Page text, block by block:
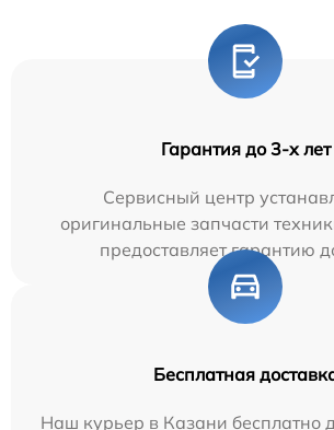
Гарантия до 3-х лет
Сервисный центр
оригинальные запчасти
предоставляет гарантию
Бесплатная
Наш курьер в Казани бесплатно